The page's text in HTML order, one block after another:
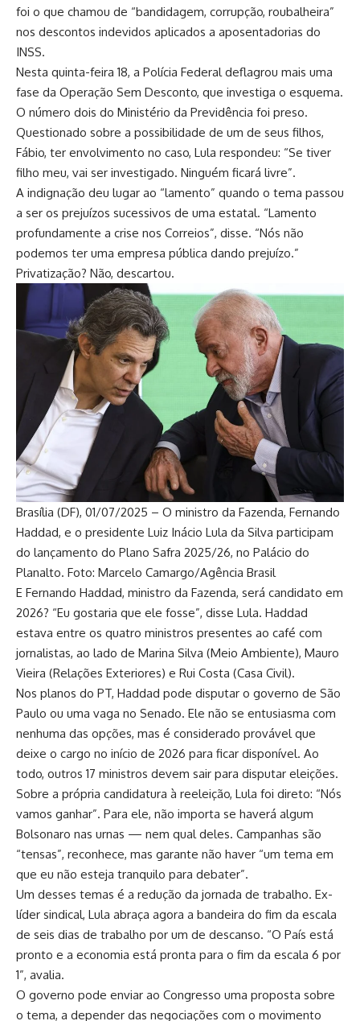
foi o que chamou de “bandidagem, corrupção, roubalheira”
nos descontos indevidos aplicados a aposentadorias do
INSS.
Nesta quinta-feira 18, a Polícia Federal deflagrou mais uma
fase da Operação Sem Desconto, que investiga o esquema.
O número dois do Ministério da Previdência foi preso.
Questionado sobre a possibilidade de um de seus filhos,
Fábio, ter envolvimento no caso, Lula respondeu: “Se tiver
filho meu, vai ser investigado. Ninguém ficará livre”.
A indignação deu lugar ao “lamento” quando o tema passou
a ser os prejuízos sucessivos de uma estatal. “Lamento
profundamente a crise nos Correios”, disse. “Nós não
podemos ter uma empresa pública dando prejuízo.”
Privatização? Não, descartou.
Brasília (DF), 01/07/2025 – O ministro da Fazenda, Fernando
Haddad, e o presidente Luiz Inácio Lula da Silva participam
do lançamento do Plano Safra 2025/26, no Palácio do
Planalto. Foto: Marcelo Camargo/Agência Brasil
E Fernando Haddad, ministro da Fazenda, será candidato em
2026? “Eu gostaria que ele fosse”, disse Lula. Haddad
estava entre os quatro ministros presentes ao café com
jornalistas, ao lado de Marina Silva (Meio Ambiente), Mauro
Vieira (Relações Exteriores) e Rui Costa (Casa Civil).
Nos planos do PT, Haddad pode disputar o governo de São
Paulo ou uma vaga no Senado. Ele não se entusiasma com
nenhuma das opções, mas é considerado provável que
deixe o cargo no início de 2026 para ficar disponível. Ao
todo, outros 17 ministros devem sair para disputar eleições.
Sobre a própria candidatura à reeleição, Lula foi direto: “Nós
vamos ganhar”. Para ele, não importa se haverá algum
Bolsonaro nas urnas — nem qual deles. Campanhas são
“tensas”, reconhece, mas garante não haver “um tema em
que eu não esteja tranquilo para debater”.
Um desses temas é a redução da jornada de trabalho. Ex-
líder sindical, Lula abraça agora a bandeira do fim da escala
de seis dias de trabalho por um de descanso. “O País está
pronto e a economia está pronta para o fim da escala 6 por
1”, avalia.
O governo pode enviar ao Congresso uma proposta sobre
o tema, a depender das negociações com o movimento